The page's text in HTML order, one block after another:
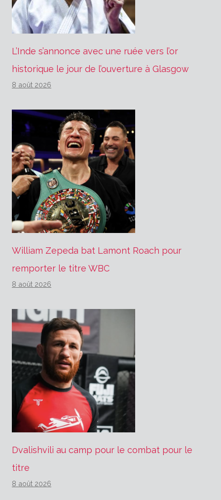
L’Inde s’annonce avec une ruée vers l’or
historique le jour de l’ouverture à Glasgow
8 août 2026
William Zepeda bat Lamont Roach pour
remporter le titre WBC
8 août 2026
Dvalishvili au camp pour le combat pour le
titre
8 août 2026